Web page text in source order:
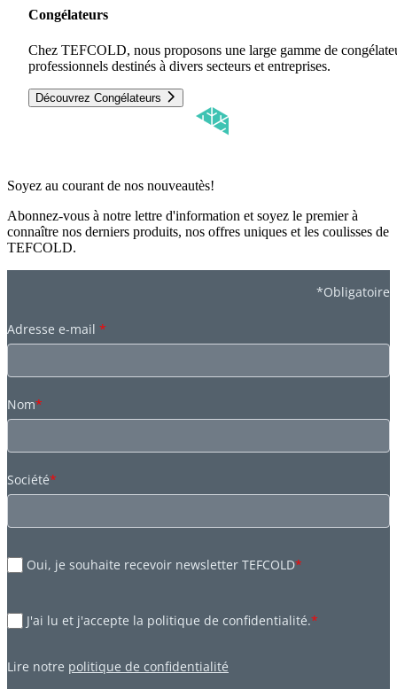
Congélateurs
Chez TEFCOLD, nous proposons une large gamme de
professionnels destinés à divers secteurs et entreprises.
Découvrez Congélateurs
Soyez au courant de nos nouveautès!
Abonnez-vous à notre lettre d'information et soyez le premier à
connaître nos derniers produits, nos offres uniques et les coulisses de
TEFCOLD.
*Obligatoire
Adresse e-mail *
Nom*
Société*
Oui, je souhaite recevoir newsletter TEFCOLD*
J'ai lu et j'accepte la politique de confidentialité.*
Lire notre politique de confidentialité